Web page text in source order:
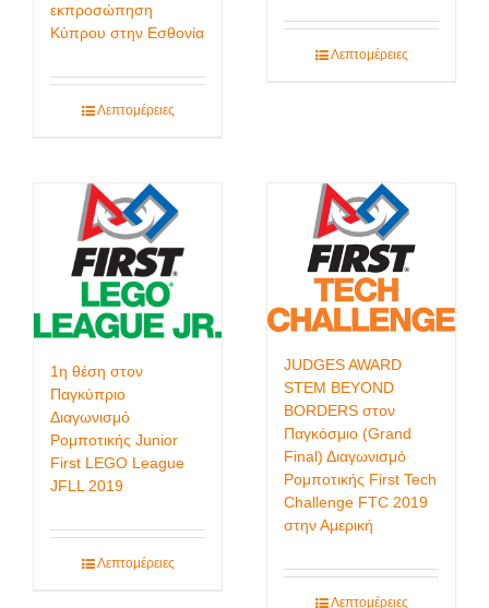
εκπροσώπηση
Κύπρου στην Εσθονία
Λεπτομέρειες
Λεπτομέρειες
1η θέση στον
Παγκύπριο
Διαγωνισμό
Ρομποτικής Junior
First LEGO League
JFLL 2019
Λεπτομέρειες
JUDGES AWARD
STEM BEYOND
BORDERS στον
Παγκόσμιο (Grand
Final) Διαγωνισμό
Ρομποτικής First Tech
Challenge FTC 2019
στην Αμερική
Λεπτομέρειες